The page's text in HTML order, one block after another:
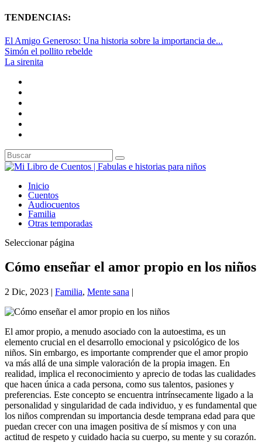
TENDENCIAS:
El Amigo Generoso: Una historia sobre la importancia de...
Simón el pollito rebelde
La sirenita
Inicio
Cuentos
Audiocuentos
Familia
Otras temporadas
Seleccionar página
Cómo enseñar el amor propio en los niños
2 Dic, 2023 | Familia, Mente sana |
El amor propio, a menudo asociado con la autoestima, es un
elemento crucial en el desarrollo emocional y psicológico de los
niños. Sin embargo, es importante comprender que el amor propio
va más allá de una simple valoración de la propia imagen. En
realidad, implica el reconocimiento y aprecio de todas las cualidades
que hacen única a cada persona, como sus talentos, pasiones y
preferencias. Este concepto se encuentra intrínsecamente ligado a la
personalidad y singularidad de cada individuo, y es fundamental que
los niños comprendan su importancia desde temprana edad para que
puedan crecer con una imagen positiva de sí mismos y con una
actitud de respeto y cuidado hacia su cuerpo, su mente y su corazón.